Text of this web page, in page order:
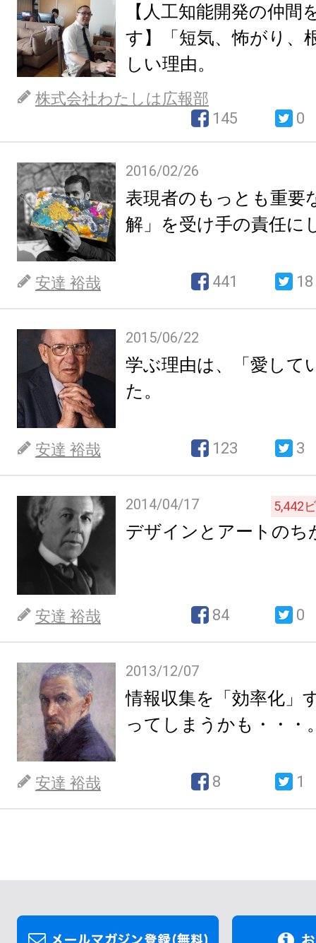
【人工知能開発の仲間
す】「短気、怖がり、
しい理由。
株式会社わたしは広報部
145
0
2016/02/26
表現者のもっとも重要
解」を受け手の責任に
安達 裕哉 441 18
2015/06/22
学ぶ理由は、「愛して
た。
安達 裕哉 123 3
2014/04/17 5,442
デザインとアートのち
安達 裕哉 84 0
2013/12/07
情報収集を「効率化」
ってしまうかも・・・
安達 裕哉 8 1